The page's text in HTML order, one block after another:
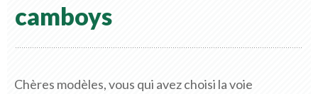
camboys
Chères modèles, vous qui avez choisi la voie